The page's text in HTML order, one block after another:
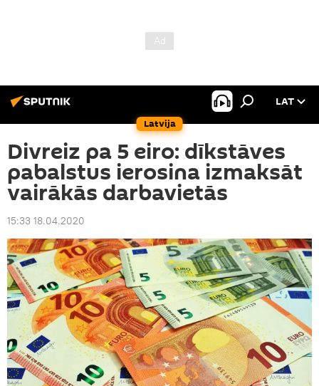
Latvija
LAT
Divreiz pa 5 eiro: dīkstāves
pabalstus ierosina izmaksāt
vairākās darbavietās
15:33 18.04.2020